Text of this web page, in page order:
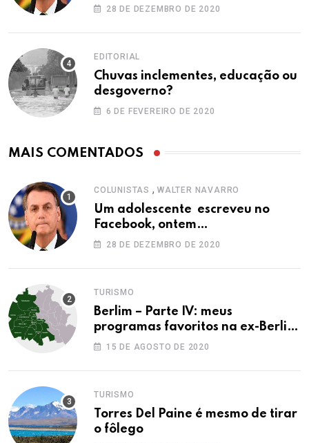
28 DE DEZEMBRO DE 2020
EDITORIAL
Chuvas inclementes, educação ou
desgoverno?
6 DE FEVEREIRO DE 2020
MAIS COMENTADOS
COLUNISTAS , WALTER NAVARRO
Um adolescente escreveu no
Facebook, ontem…
28 DE DEZEMBRO DE 2020
TURISMO
Berlim – Parte IV: meus
programas favoritos na ex-Berlim
Ocidental
15 DE AGOSTO DE 2020
TURISMO
Torres Del Paine é mesmo de tirar
o fôlego